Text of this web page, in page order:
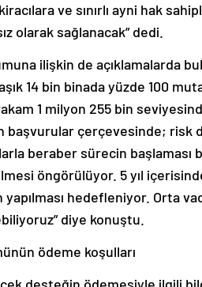
ve sınırlı ayni hak
olarak sağlanacak” dedi.
ilişkin de açıklamalarda
14 bin binada yüzde 100
1 milyon 255 bin
başvurular çerçevesinde;
beraber sürecin
öngörülüyor. 5 yıl
yapılması hedefleniyor. Orta
diye konuştu.
ödeme koşulları